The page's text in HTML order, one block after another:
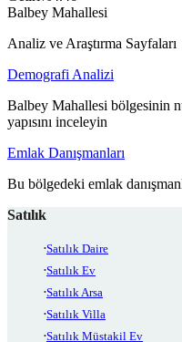
Balbey Mahallesi
Analiz ve Araştırma Sayfaları
Demografi Analizi
Balbey Mahallesi bölgesinin
yapısını inceleyin
Emlak Danışmanları
Bu bölgedeki emlak
Satılık
Satılık Daire
Satılık Ev
Satılık Arsa
Satılık Villa
Satılık Müstakil Ev